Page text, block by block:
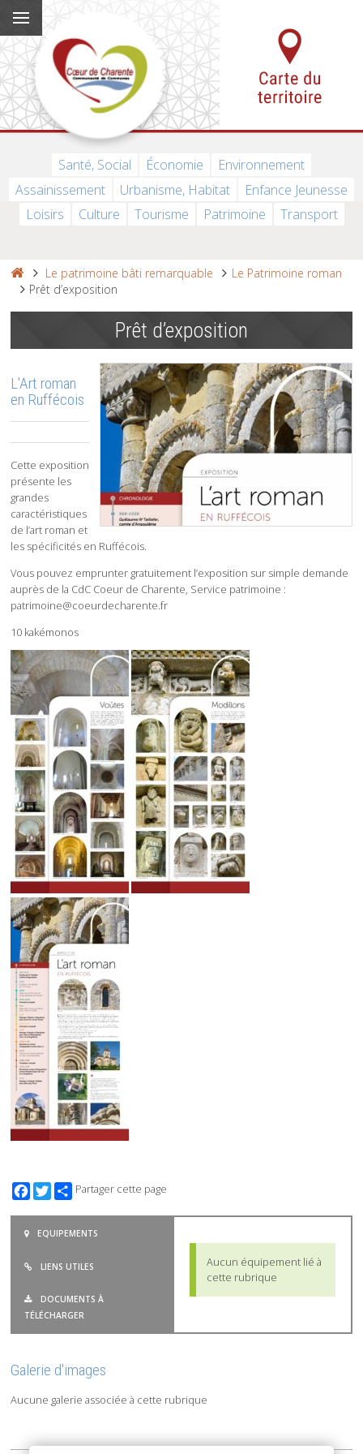
Santé, Social Économie
Environnement
Assainissement
Urbanisme, Habitat
Enfance Jeunesse
Loisirs
Culture Tourisme Patrimoine Transport
Le patrimoine bâti remarquable
Le Patrimoine roman
Prêt d’exposition
Prêt d’exposition
L'Art roman
en Ruffécois
Cette exposition
présente les
grandes
caractéristiques
de l’art roman et
les spécificités en Ruffécois.
Vous pouvez emprunter gratuitement l’exposition sur simple demande
auprès de la CdC Coeur de Charente, Service patrimoine :
patrimoine@coeurdecharente.fr
10 kakémonos
Facebook
TwitterPartager cette page
EQUIPEMENTS
LIENS UTILES
DOCUMENTS À
TÉLÉCHARGER
Aucun équipement lié à
cette rubrique
Galerie d'images
Aucune galerie associée à cette rubrique